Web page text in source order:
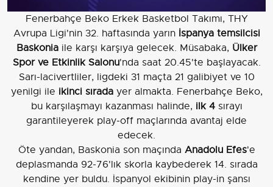
Fenerbahçe Beko Erkek Basketbol Takımı, THY
Avrupa Ligi'nin 32. haftasında yarın İspanya temsilcisi
Baskoniaile karşı karşıya gelecek. Müsabaka, Ülker
Spor ve Etkinlik Salonu'nda saat 20.45'te başlayacak.
Sarı-lacivertliler, ligdeki 31 maçta 21 galibiyet ve 10
yenilgi ile ikinci sıradayer almakta. Fenerbahçe Beko,
bu karşılaşmayı kazanması halinde, ilk 4sırayı
garantileyerek play-off maçlarında avantaj elde
edecek.
Öte yandan, Baskonia son maçında Anadolu Efes'e
deplasmanda 92-76'lık skorla kaybederek 14. sırada
kendine yer buldu. İspanyol ekibinin play-in şansı